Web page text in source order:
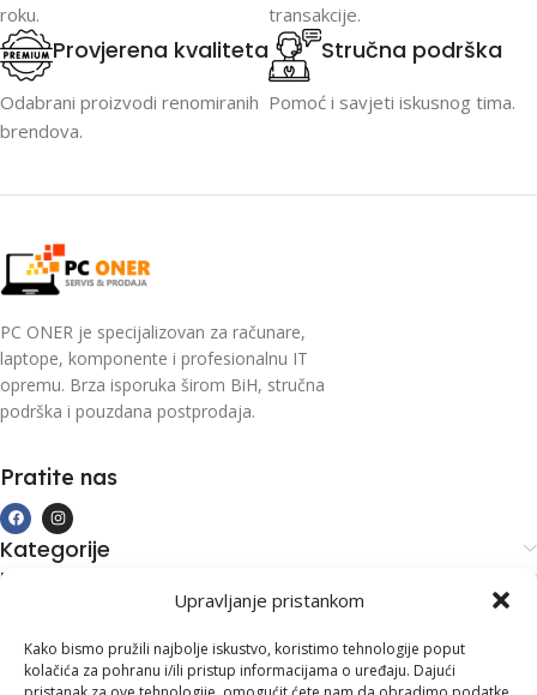
Upravljanje pristankom
Kako bismo pružili najbolje iskustvo, koristimo tehnologije poput
kolačića za pohranu i/ili pristup informacijama o uređaju. Dajući
roku.
transakcije.
Provjerena kvaliteta
Odabrani proizvodi renomiranih
brendova.
Stručna podrška
Pomoć i savjeti iskusnog tima.
PC ONER je specijalizovan za računare,
laptope, komponente i profesionalnu IT
opremu. Brza isporuka širom BiH, stručna
podrška i pouzdana postprodaja.
Pratite nas
Kategorije
Kupovina i podrška
Kontakt informacije
Branilaca Bosne, 75 300 Lukavac